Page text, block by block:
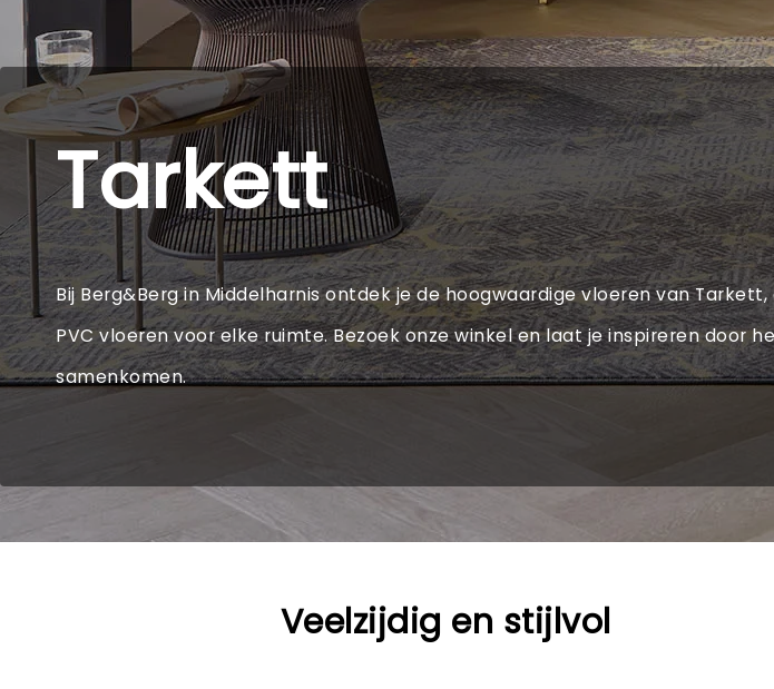
Tarkett
Bij Berg&Berg in Middelharnis ontdek je de hoogwaardige vloeren van
PVC vloeren voor elke ruimte. Bezoek onze winkel en laat je inspireren
samenkomen.
Veelzijdig en stijlvol